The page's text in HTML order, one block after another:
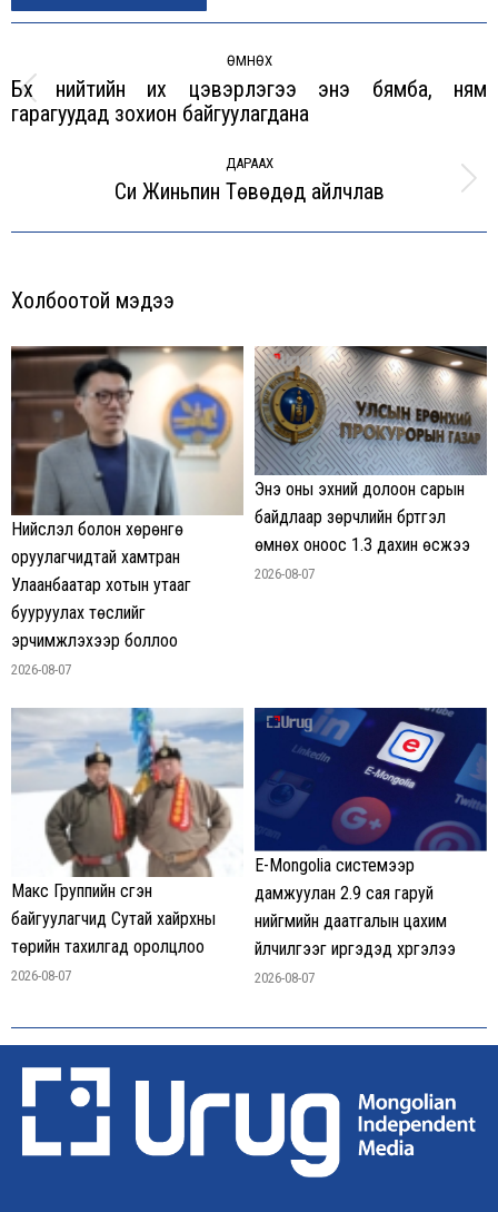
navigation
ӨМНӨХ
Previous
post:
Бүх нийтийн их цэвэрлэгээ энэ бямба, ням
гарагуудад зохион байгуулагдана
ДАРААХ
Next
Си Жиньпин Төвөдөд айлчлав
Холбоотой мэдээ
Нийслэл болон хөрөнгө
оруулагчидтай хамтран
Улаанбаатар хотын утааг
бууруулах төслийг
эрчимжүүлэхээр боллоо
2026-08-07
Энэ оны эхний долоон сарын
байдлаар зөрчлийн бүртгэл
өмнөх оноос 1.3 дахин өсжээ
2026-08-07
Макс Группийн үүсгэн
байгуулагчид Сутай хайрхны
төрийн тахилгад оролцлоо
2026-08-07
E-Mongolia системээр
дамжуулан 2.9 сая гаруй
нийгмийн даатгалын цахим
үйлчилгээг иргэдэд хүргэлээ
2026-08-07